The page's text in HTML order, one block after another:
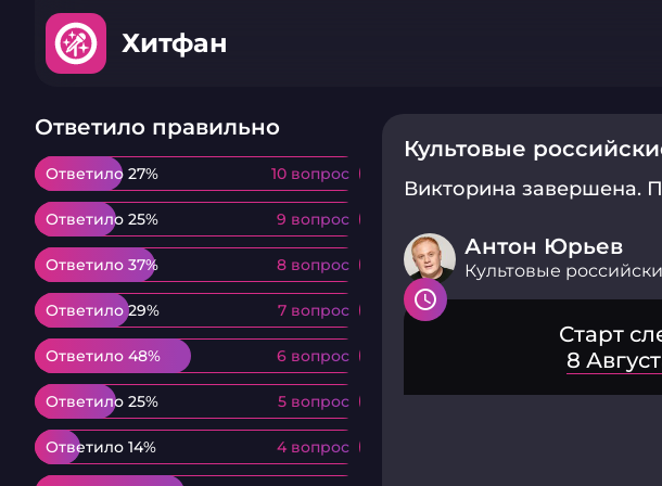
Хитфан
Ответило правильно
Ответило 27% 10 вопрос
Ответило 27% 10 вопрос
Ответило 25% 9 вопрос
Ответило 25% 9 вопрос
Ответило 37% 8 вопрос
Ответило 37% 8 вопрос
Ответило 29% 7 вопрос
Ответило 29% 7 вопрос
Ответило 48% 6 вопрос
Ответило 48% 6 вопрос
Ответило 25% 5 вопрос
Ответило 25% 5 вопрос
Ответило 14% 4 вопрос
Ответило 14% 4 вопрос
Культовые
Викторина завершена.
Антон Юрьев
Культовые
Старт
8